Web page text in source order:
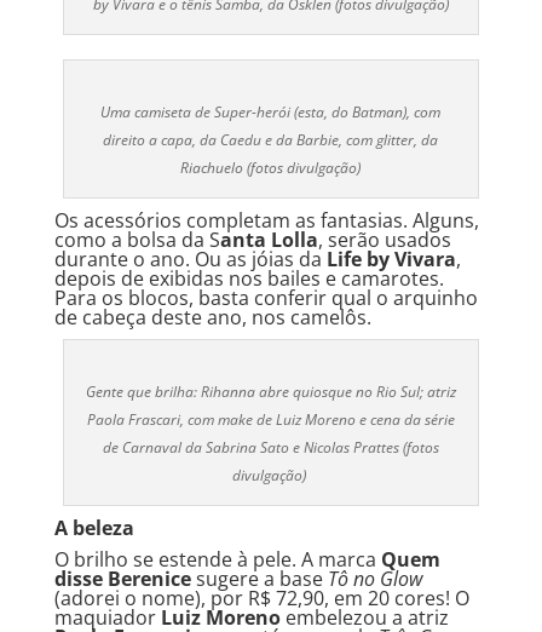
by Vivara e o tênis Samba, da Osklen (fotos divulgação)
Uma camiseta de Super-herói (esta, do Batman), com
direito a capa, da Caedu e da Barbie, com glitter, da
Riachuelo (fotos divulgação)
Os acessórios completam as fantasias. Alguns,
como a bolsa da Santa Lolla, serão usados
durante o ano. Ou as jóias da Life by Vivara,
depois de exibidas nos bailes e camarotes.
Para os blocos, basta conferir qual o arquinho
de cabeça deste ano, nos camelôs.
Gente que brilha: Rihanna abre quiosque no Rio Sul; atriz
Paola Frascari, com make de Luiz Moreno e cena da série
de Carnaval da Sabrina Sato e Nicolas Prattes (fotos
divulgação)
A beleza
O brilho se estende à pele. A marca Quem
disse Berenicesugere a base Tô no Glow
(adorei o nome), por R$ 72,90, em 20 cores! O
maquiador Luiz Morenoembelezou a atriz